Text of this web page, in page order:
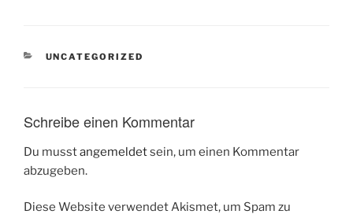
KATEGORIEN
UNCATEGORIZED
Schreibe einen Kommentar
Du musstangemeldetsein, um einen Kommentar
abzugeben.
Diese Website verwendet Akismet, um Spam zu